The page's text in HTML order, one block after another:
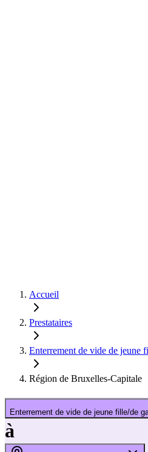
Accueil
Prestataires
Enterrement de vide de jeune
Région de Bruxelles-Capitale
Enterrement de vide de jeune fille/de
à